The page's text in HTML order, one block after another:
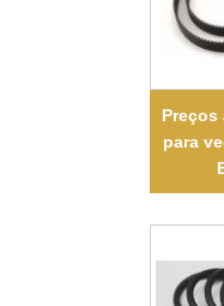
Preços
para